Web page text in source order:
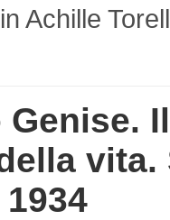
Achille
vita.